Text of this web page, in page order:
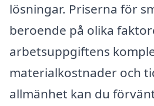
lösningar. Priserna för
beroende på olika
arbetsuppgiftens
materialkostnader och
allmänhet kan du